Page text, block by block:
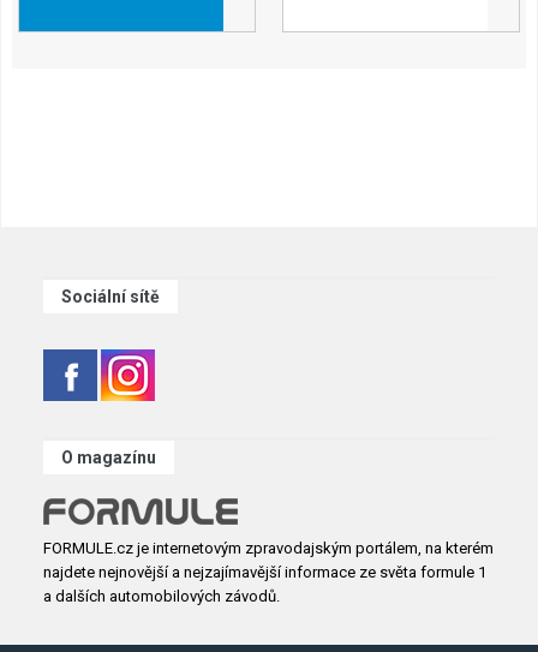
Sociální sítě
O magazínu
FORMULE.cz je internetovým zpravodajským portálem, na kterém
najdete nejnovější a nejzajímavější informace ze světa formule 1
a dalších automobilových závodů.